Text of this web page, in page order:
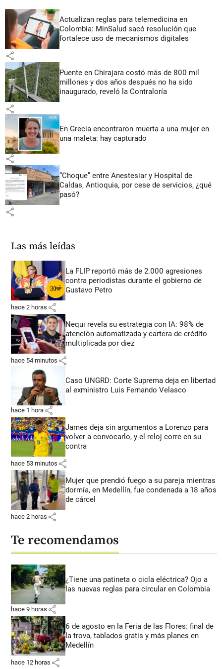
Actualizan reglas para telemedicina en
Colombia: MinSalud sacó resolución que
fortalece uso de mecanismos digitales
share
Puente en Chirajara costó más de 800 mil
millones y dos años después no ha sido
inaugurado, reveló la Contraloría
share
En Grecia encontraron muerta a una mujer en
una maleta: hay capturado
share
“Choque” entre Anestesiar y Hospital de
Caldas, Antioquia, por cese de servicios, ¿qué
pasó?
share
Las más leídas
La FLIP reportó más de 2.000 agresiones
contra periodistas durante el gobierno de
Gustavo Petro
hace 2 horas share
Nequi revela su estrategia con IA: 98% de
atención automatizada y cartera de crédito
multiplicada por diez
hace 54 minutos share
Caso UNGRD: Corte Suprema deja en libertad
al exministro Luis Fernando Velasco
hace 1 hora share
James deja sin argumentos a Lorenzo para
volver a convocarlo, y el reloj corre en su
contra
hace 53 minutos share
Mujer que prendió fuego a su pareja mientras
dormía, en Medellín, fue condenada a 18 años
de cárcel
hace 2 horas share
Te recomendamos
¿Tiene una patineta o cicla eléctrica? Ojo a
las nuevas reglas para circular en Colombia
hace 9 horas share
6 de agosto en la Feria de las Flores: final de
la trova, tablados gratis y más planes en
Medellín
hace 12 horas share